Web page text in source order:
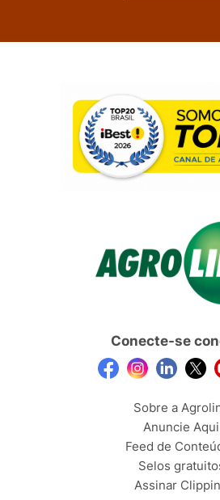
Conecte-se
Sobre a
Anuncie Aqui
Feed de
Selos
Assinar